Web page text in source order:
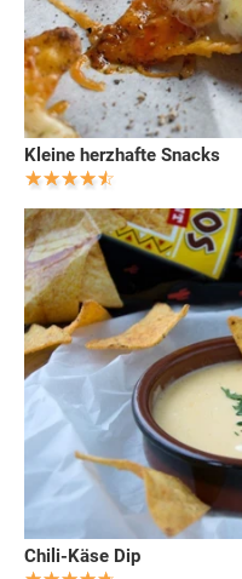
Kleine herzhafte Snacks
Chili-Käse Dip